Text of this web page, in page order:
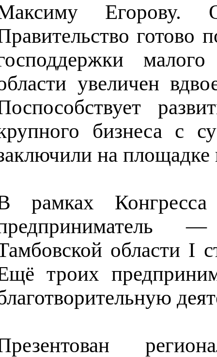
Егорову.
готово
увеличен
бизнеса с
на площадке
рамках
области I
троих